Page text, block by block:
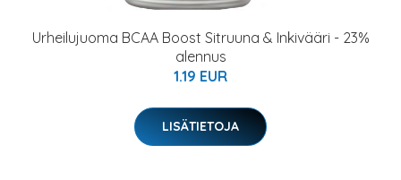
Urheilujuoma BCAA Boost Sitruuna & Inkivääri - 23%
alennus
1.19 EUR
LISÄTIETOJA